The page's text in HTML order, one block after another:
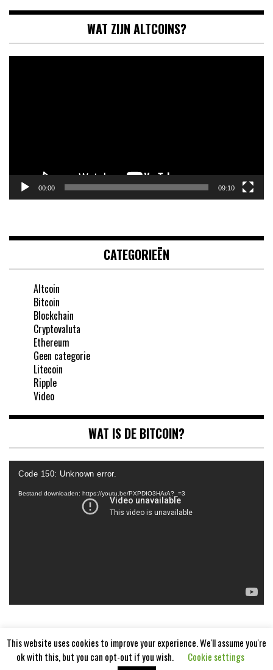
WAT ZIJN ALTCOINS?
00:00 09:10
CATEGORIEËN
Altcoin
Bitcoin
Blockchain
Cryptovaluta
Ethereum
Geen categorie
Litecoin
Ripple
Video
WAT IS DE BITCOIN?
Videospeler
Code 150: Unknown error.
Bestand downloaden: https://youtu.be/PXPDIO3HArA?_=3
This website uses cookies to improve your experience. We'll assume you're
ok with this, but you can opt-out if you wish.
Cookie settings